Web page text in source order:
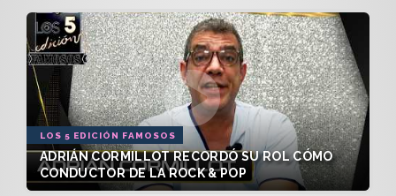
LOS 5 EDICIÓN FAMOSOS
ADRIÁN CORMILLOT RECORDÓ SU ROL CÓMO
CONDUCTOR DE LA ROCK & POP